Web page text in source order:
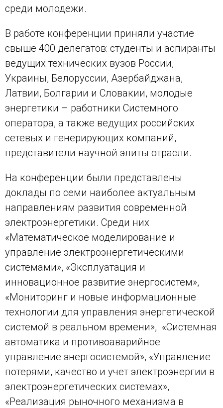
среди молодежи.
В работе конференции приняли участие
свыше 400 делегатов: студенты и аспиранты
ведущих технических вузов России,
Украины, Белоруссии, Азербайджана,
Латвии, Болгарии и Словакии, молодые
энергетики – работники Системного
оператора, а также ведущих российских
сетевых и генерирующих компаний,
представители научной элиты отрасли.
На конференции были представлены
доклады по семи наиболее актуальным
направлениям развития современной
электроэнергетики. Среди них
«Математическое моделирование и
управление электроэнергетическими
системами», «Эксплуатация и
инновационное развитие энергосистем»,
«Мониторинг и новые информационные
технологии для управления энергетической
системой в реальном времени», «Системная
автоматика и противоаварийное
управление энергосистемой», «Управление
потерями, качество и учет электроэнергии в
электроэнергетических системах»,
«Реализация рыночного механизма в